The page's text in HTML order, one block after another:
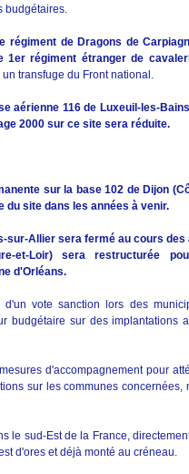
budgétaires.
régiment de Dragons de
régiment étranger de
transfuge du Front national.
aérienne 116 de Luxeuil-les-
2000 sur ce site sera réduite.
sur la base 102 de Dijon
du site dans les années à venir.
sur-Allier sera fermé au cours des
et-Loir) sera restructurée
d'Orléans.
d'un vote sanction lors des
budgétaire sur des implantations
d'accompagnement pour
sur les communes concernées,
le sud-Est de la France,
d'ores et déjà monté au créneau.